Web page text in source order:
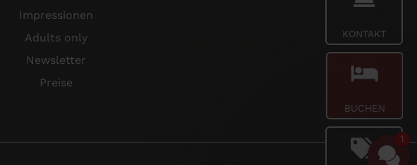
Impressionen
Adults only
Newsletter
Preise
KONTAKT
BUCHEN
1